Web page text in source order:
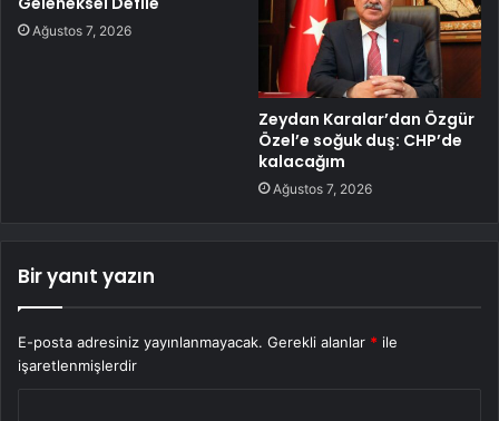
Ağustos 7, 2026
Zeydan Karalar’dan Özgür
Özel’e soğuk duş: CHP’de
kalacağım
Ağustos 7, 2026
Bir yanıt yazın
E-posta adresiniz yayınlanmayacak. Gerekli alanlar * ile
işaretlenmişlerdir